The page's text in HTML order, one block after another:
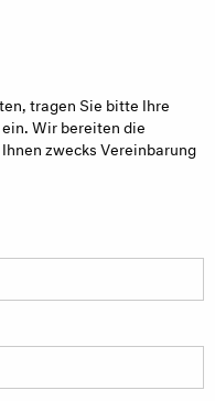
tragen Sie bitte Ihre
Wir bereiten die
zwecks Vereinbarung